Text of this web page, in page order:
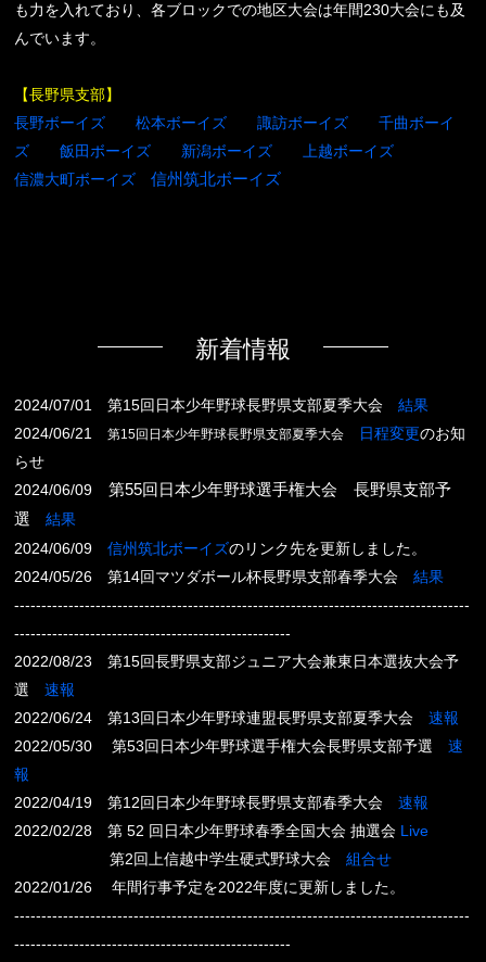
も力を入れており、各ブロックでの地区大会は年間230大会にも及
んでいます。
【長野県支部】
長野ボーイズ
松本ボーイズ 諏訪ボーイズ
千曲ボーイ
ズ
飯田ボーイズ 新潟ボーイズ
上越ボーイズ
信濃大町ボーイズ
信州筑北ボーイズ
新着情報
2024/07/01 第15回日本少年野球長野県支部夏季大会結果
2024/06/21第15回日本少年野球長野県支部夏季大会 日程変更のお知
らせ
2024/06/09 第55回日本少年野球選手権大会 長野県支部予
選
結果
2024/06/09信州筑北ボーイズのリンク先を更新しました。
2024/05/26 第14回マツダボール杯長野県支部春季大会結果
------------------------------------------------------------------------------------
---------------------------------------------------
2022/08/23 第15回長野県支部ジュニア大会兼東日本選抜大会予
選速報
2022/06/24 第13回日本少年野球連盟長野県支部夏季大会速報
2022/05/30 第53回日本少年野球選手権大会長野県支部予選速
報
2022/04/19 第12回日本少年野球長野県支部春季大会速報
2022/02/28 第 52 回日本少年野球春季全国大会 抽選会 Live
第2回上信越中学生硬式野球大会組合せ
2022/01/26 年間行事予定を2022年度に更新しました。
------------------------------------------------------------------------------------
---------------------------------------------------